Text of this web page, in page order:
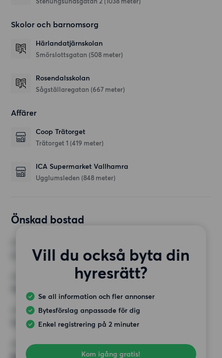
Skolor och barnomsorg
Härlandatjärnskolan
Smörslottsgatan (508 meter)
Rosendalsskolan
Sågställaregatan (667 meter)
Affärer
Coop Trätorget
Trätorget 1 (419 meter)
ICA Supermarket Vallhamra
Ugglumsleden (848 meter)
Önskad bostad
Vill du också byta din
hyresrätt?
Se all information och fler annonser
Bytesförslag anpassade för dig
Enkel registrering på 2 minuter
Kom igång gratis!
MINST ANTAL KVADRATMETER
HÖGSTA HYRA
13 000 kr